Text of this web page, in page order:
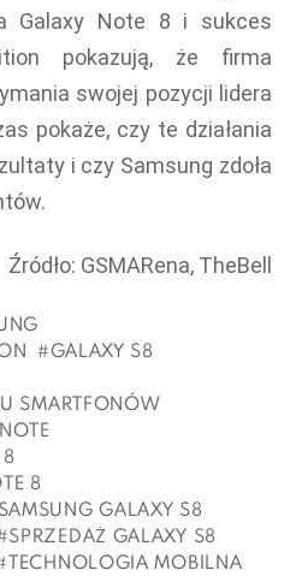
Galaxy Note 8 i sukces
pokazują, że firma
swojej pozycji lidera
pokaże, czy te działania
i czy Samsung zdoła
Źródło: GSMARena, TheBell
GALAXY S8
SMARTFONÓW
8
SAMSUNG GALAXY S8
SPRZEDAŻ GALAXY S8
TECHNOLOGIA MOBILNA